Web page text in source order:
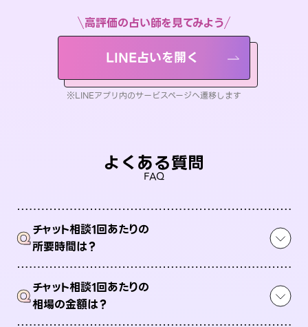
高評価の占い師を見てみよう
LINE占いを開く
※LINEアプリ内のサービスページへ遷移します
よくある質問
FAQ
Qチャット相談1回あたりの
所要時間は？
Qチャット相談1回あたりの
相場の金額は？